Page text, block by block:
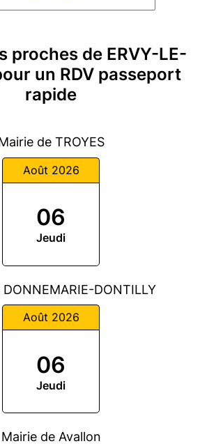
proches de ERVY-LE-
un RDV passeport
rapide
de TROYES
Août 2026
06
Jeudi
DONTILLY
Août 2026
06
Jeudi
Mairie de Avallon